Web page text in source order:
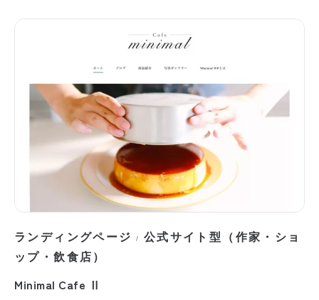
ランディングページ / 公式サイト型（作家・ショ
ップ・飲食店）
Minimal Cafe Ⅱ